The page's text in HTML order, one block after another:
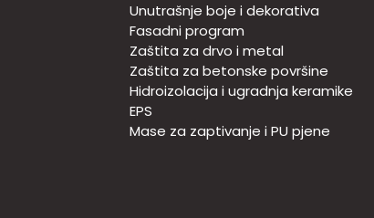
Unutrašnje boje i dekorativa
Fasadni program
Zaštita za drvo i metal
Zaštita za betonske površine
Hidroizolacija i ugradnja keramike
EPS
Mase za zaptivanje i PU pjene